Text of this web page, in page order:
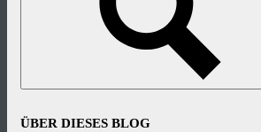
ÜBER DIESES BLOG